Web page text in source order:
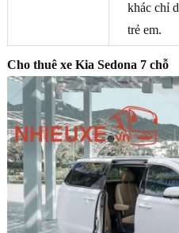
khác chỉ
trẻ em.
Cho thuê xe Kia Sedona 7 chỗ